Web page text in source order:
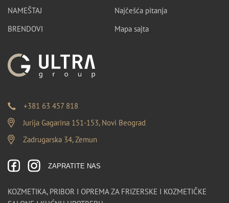
NAMEŠTAJ
BRENDOVI
Najčešća pitanja
Mapa sajta
+381 63 457 818
Jurija Gagarina 151-153, Novi Beograd
Zadrugarska 34, Zemun
ZAPRATITE NAS
KOZMETIKA, PRIBOR I OPREMA ZA FRIZERSKE I KOZMETIČKE